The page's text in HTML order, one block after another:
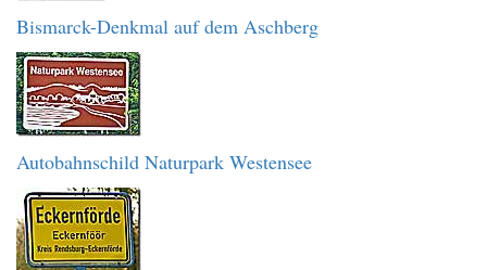
Bismarck-Denkmal auf dem Aschberg
Autobahnschild Naturpark Westensee